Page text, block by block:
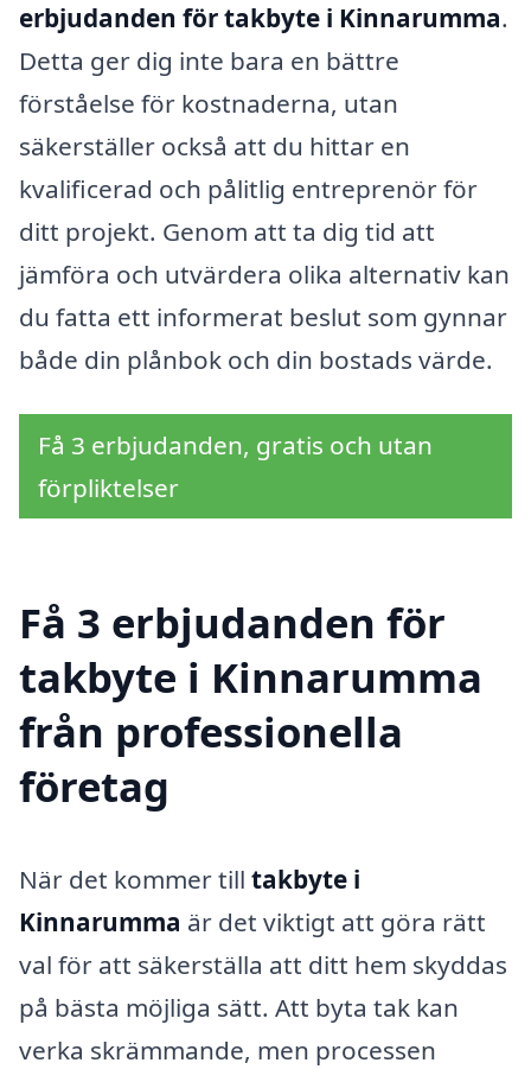
erbjudanden för takbyte i Kinnarumma.
Detta ger dig inte bara en bättre
förståelse för kostnaderna, utan
säkerställer också att du hittar en
kvalificerad och pålitlig entreprenör för
ditt projekt. Genom att ta dig tid att
jämföra och utvärdera olika alternativ kan
du fatta ett informerat beslut som gynnar
både din plånbok och din bostads värde.
Få 3 erbjudanden, gratis och utan
förpliktelser
Få 3 erbjudanden för
takbyte i Kinnarumma
från professionella
företag
När det kommer till takbyte i
Kinnarumma är det viktigt att göra rätt
val för att säkerställa att ditt hem skyddas
på bästa möjliga sätt. Att byta tak kan
verka skrämmande, men processen